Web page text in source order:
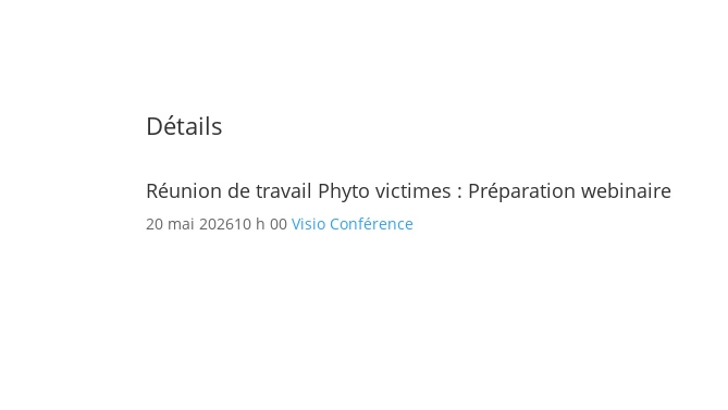
Détails
Réunion de travail Phyto victimes : Préparation webinaire
20 mai 202610 h 00 Visio Conférence